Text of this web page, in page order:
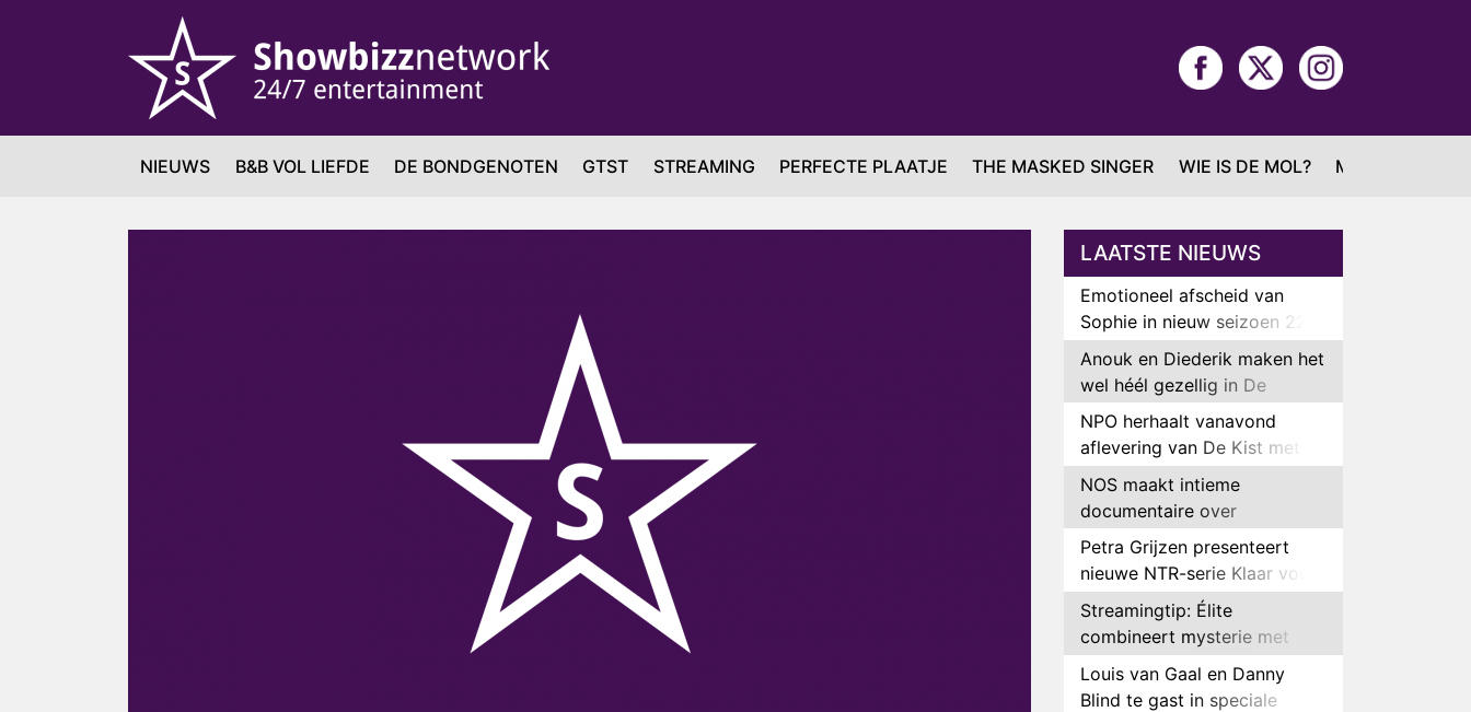
NIEUWS B&B VOL LIEFDE DE BONDGENOTEN GTST STREAMING PERFECTE PLAATJE THE MASKED SINGER WIE IS DE MOL? MAFS
LAATSTE NIEUWS
Emotioneel afscheid van
Sophie in nieuw seizoen 22
Kids and Counting
Anouk en Diederik maken het
wel héél gezellig in De
Bondgenoten
NPO herhaalt vanavond
aflevering van De Kist met
Peter Faber
NOS maakt intieme
documentaire over
hockeyster Yibbi Jansen
Petra Grijzen presenteert
nieuwe NTR-serie Klaar voor
de oorlog
Streamingtip: Élite
combineert mysterie met
romantie
Louis van Gaal en Danny
Blind te gast in speciale